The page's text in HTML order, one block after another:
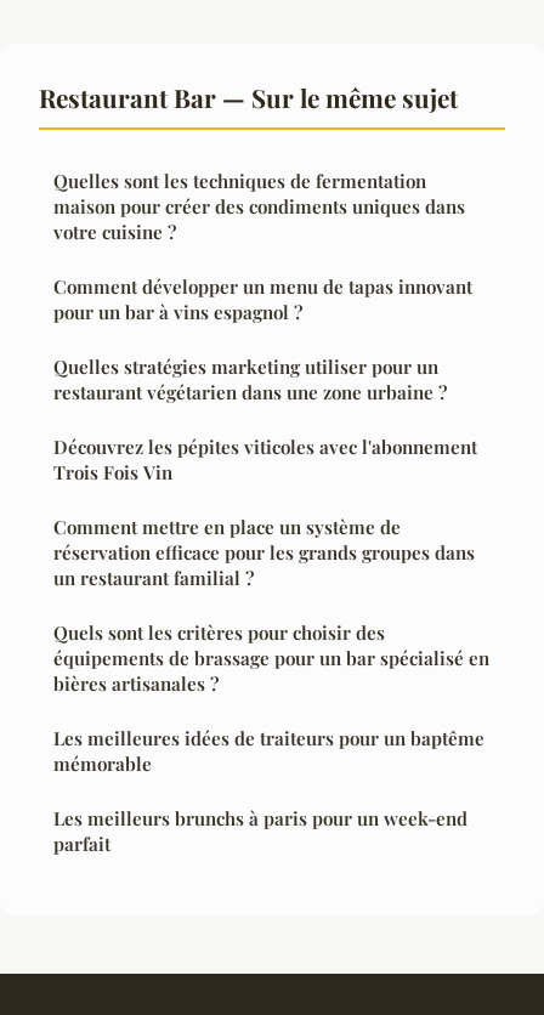
Restaurant Bar — Sur le même sujet
Quelles sont les techniques de fermentation
maison pour créer des condiments uniques dans
votre cuisine ?
Comment développer un menu de tapas innovant
pour un bar à vins espagnol ?
Quelles stratégies marketing utiliser pour un
restaurant végétarien dans une zone urbaine ?
Découvrez les pépites viticoles avec l'abonnement
Trois Fois Vin
Comment mettre en place un système de
réservation efficace pour les grands groupes dans
un restaurant familial ?
Quels sont les critères pour choisir des
équipements de brassage pour un bar spécialisé en
bières artisanales ?
Les meilleures idées de traiteurs pour un baptême
mémorable
Les meilleurs brunchs à paris pour un week-end
parfait